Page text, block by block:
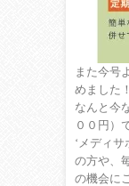
また今号
めました
なんと今
００円）
‘メディ
の方や、
の機会に